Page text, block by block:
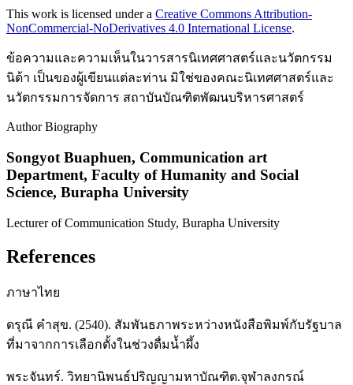
This work is licensed under a Creative Commons Attribution-
NonCommercial-NoDerivatives 4.0 International License.
ข้อความและความเห็นในวารสารนิเทศศาสตร์และนวัตกรรม
นิด้า เป็นของผู้เขียนแต่ละท่าน มิใช่ของคณะนิเทศศาสตร์และ
นวัตกรรมการจัดการ สถาบันบัณฑิตพัฒนบริหารศาสตร์
Author Biography
Songyot Buaphuen, Communication art
Department, Faculty of Humanity and Social
Science, Burapha University
Lecturer of Communication Study, Burapha University
References
ภาษาไทย
ดรุณี คำสุข. (2540). สัมพันธภาพระหว่างหนังสือพิมพ์กับรัฐบาล
ที่มาจากการเลือกตั้งในช่วงดื่มน้ำผึ้ง
พระจันทร์. วิทยานิพนธ์ปริญญามหาบัณฑิต.จุฬาลงกรณ์